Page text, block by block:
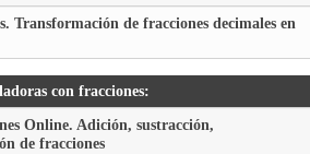
Transformación de fracciones decimales en
con fracciones:
Online. Adición, sustracción,
de fracciones